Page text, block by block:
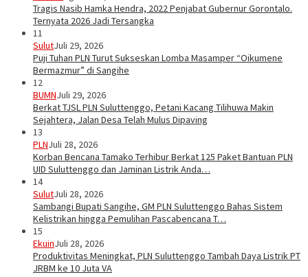
Tragis Nasib Hamka Hendra, 2022 Penjabat Gubernur Gorontalo.
Ternyata 2026 Jadi Tersangka
11
SulutJuli 29, 2026
Puji Tuhan PLN Turut Sukseskan Lomba Masamper “Oikumene
Bermazmur” di Sangihe
12
BUMNJuli 29, 2026
Berkat TJSL PLN Suluttenggo, Petani Kacang Tilihuwa Makin
Sejahtera, Jalan Desa Telah Mulus Dipaving
13
PLNJuli 28, 2026
Korban Bencana Tamako Terhibur Berkat 125 Paket Bantuan PLN
UID Suluttenggo dan Jaminan Listrik Anda…
14
SulutJuli 28, 2026
Sambangi Bupati Sangihe, GM PLN Suluttenggo Bahas Sistem
Kelistrikan hingga Pemulihan Pascabencana T…
15
EkuinJuli 28, 2026
Produktivitas Meningkat, PLN Suluttenggo Tambah Daya Listrik PT
JRBM ke 10 Juta VA